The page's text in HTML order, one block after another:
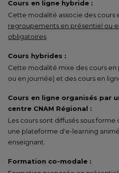
Cours en ligne hybride :
Cette modalité associe des cours
regroupements en présentiel ou
obligatoires
Cours hybrides :
Cette modalité mixe des cours en
ou en journée) et des cours en
Cours en ligne organisés par
centre CNAM Régional :
Les cours sont diffusés sous
une plateforme d'e-learning
enseignant.
Formation co-modale :